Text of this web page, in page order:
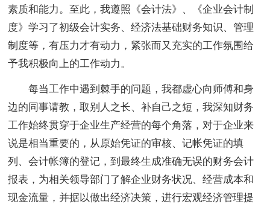
素质和能力。至此，我遵照《会计法》、《企业会计制
度》学习了初级会计实务、经济法基础财务知识、管理
制度等，有压力才有动力，紧张而又充实的工作氛围给
予我积极向上的工作动力。
每当工作中遇到棘手的问题，我都虚心向师傅和身
边的同事请教，取别人之长、补自己之短，我深知财务
工作始终贯穿于企业生产经营的每个角落，对于企业来
说是相当重要的，从原始凭证的审核、记帐凭证的填
列、会计帐簿的登记，到最终生成准确无误的财务会计
报表，为相关领导部门了解企业财务状况、经营成本和
现金流量，并据以做出经济决策，进行宏观经济管理提